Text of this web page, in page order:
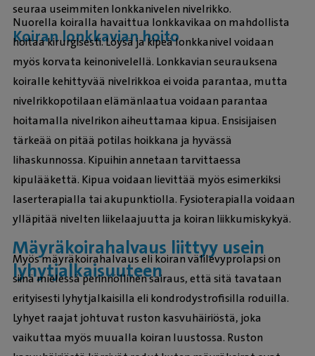
seuraa useimmiten lonkkanivelen nivelrikko.
Koiran lonkkavian hoito
Nuorella koiralla havaittua lonkkavikaa on mahdollista
hoitaa kirurgisesti. Löysä ja kipeä lonkkanivel voidaan
myös korvata keinonivelellä. Lonkkavian seurauksena
koiralle kehittyvää nivelrikkoa ei voida parantaa, mutta
nivelrikkopotilaan elämänlaatua voidaan parantaa
hoitamalla nivelrikon aiheuttamaa kipua. Ensisijaisen
tärkeää on pitää potilas hoikkana ja hyvässä
lihaskunnossa. Kipuihin annetaan tarvittaessa
kipulääkettä. Kipua voidaan lievittää myös esimerkiksi
laserterapialla tai akupunktiolla. Fysioterapialla voidaan
ylläpitää nivelten liikelaajuutta ja koiran liikkumiskykyä.
Mäyräkoirahalvaus liittyy usein
lyhytjalkaisuuteen
Myös mäyräkoirahalvaus eli koiran välilevyprolapsi on
siinä mielessä perinnöllinen sairaus, että sitä tavataan
erityisesti lyhytjalkaisilla eli kondrodystrofisilla roduilla.
Lyhyet raajat johtuvat ruston kasvuhäiriöstä, joka
vaikuttaa myös muualla koiran luustossa. Ruston